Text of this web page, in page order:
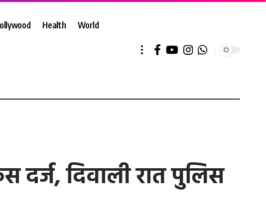
Health World
दर्ज, दिवाली रात पुलिस